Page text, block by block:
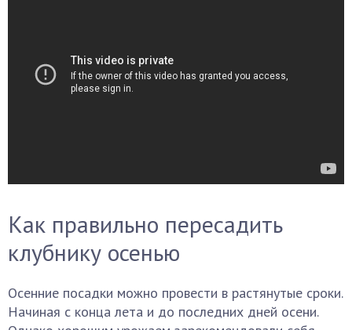
Как правильно пересадить
клубнику осенью
Осенние посадки можно провести в растянутые сроки.
Начиная с конца лета и до последних дней осени.